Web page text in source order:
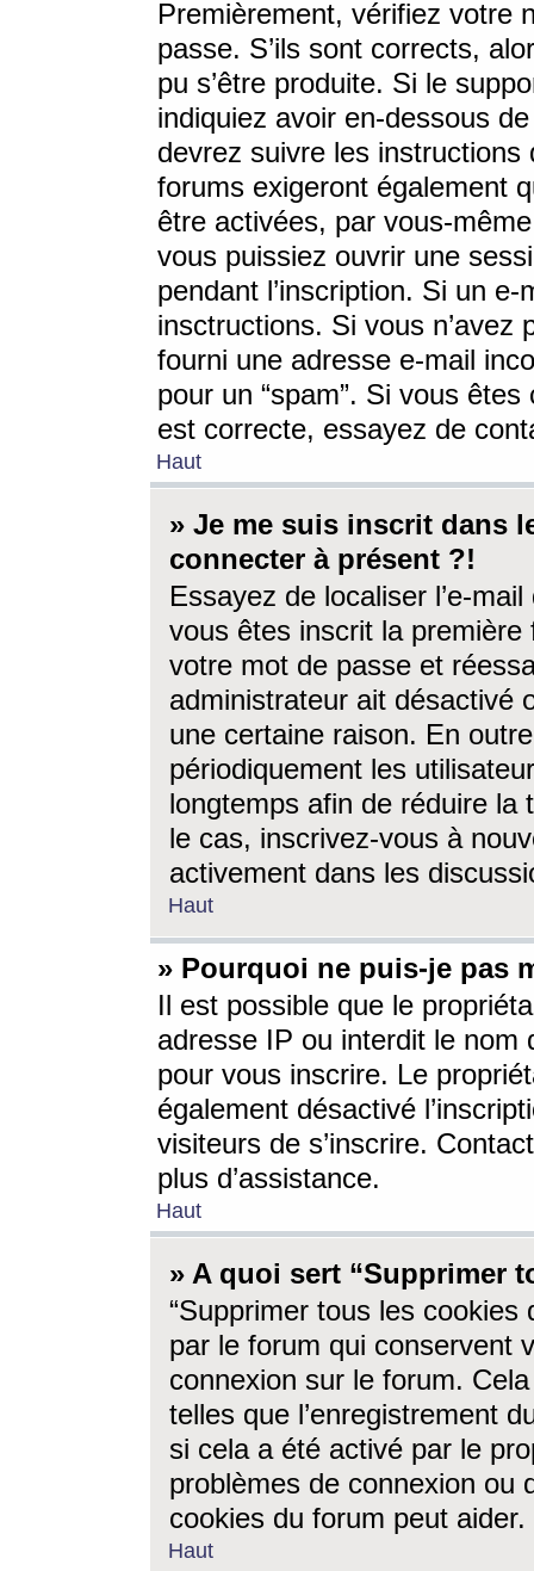
Premièrement, vérifiez votre
passe. S’ils sont corrects,
pu s’être produite. Si le
indiquiez avoir en-dessous
devrez suivre les
forums exigeront également
être activées, par vous-
vous puissiez ouvrir une
pendant l’inscription. Si un
insctructions. Si vous n’avez
fourni une adresse e-mail
pour un “spam”. Si vous
est correcte, essayez de
Haut
» Je me suis inscrit dans
connecter à présent ?!
Essayez de localiser l’e-
vous êtes inscrit la première
votre mot de passe et
administrateur ait désactivé
une certaine raison. En
périodiquement les
longtemps afin de réduire la
le cas, inscrivez-vous à
activement dans les
Haut
» Pourquoi ne puis-je pas
Il est possible que le
adresse IP ou interdit le nom
pour vous inscrire. Le
également désactivé
visiteurs de s’inscrire.
plus d’assistance.
Haut
» A quoi sert “Supprimer
“Supprimer tous les cookies
par le forum qui conservent
connexion sur le forum.
telles que l’enregistrement
si cela a été activé par le
problèmes de connexion ou
cookies du forum peut aider.
Haut